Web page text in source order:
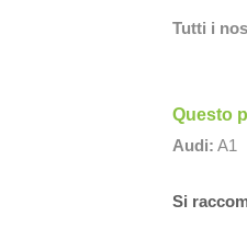
Tutti i
Questo
Audi: A1
Si